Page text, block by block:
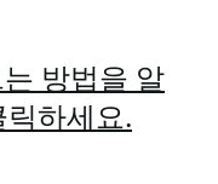
방법을 알
하세요.